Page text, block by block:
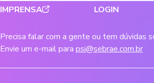
IMPRENSA
LOGIN
Precisa falar com a gente ou tem dúvidas
Envie um e-mail para psj@sebrae.com.br